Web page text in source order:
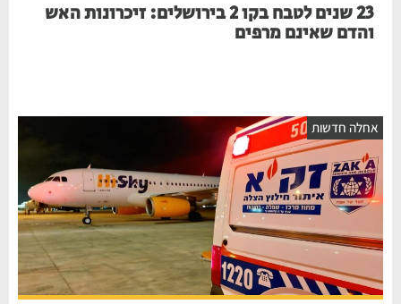
23 שנים לטבח בקו 2 בירושלים: זיכרונות האש
והדם שאינם מרפים
חדשות